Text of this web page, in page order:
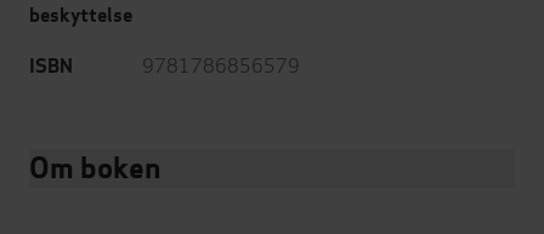
beskyttelse
ISBN 9781786856579
Om boken